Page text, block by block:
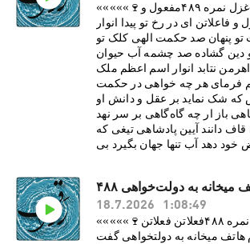
«««««🍷می‌بهـا»»»»»غزل نمره ۴۸۹مفعول و
و فاعلاتن ای در رخ تو پيدا انوار
تو پنهان صد حکمت الهی کلک تو
و دين گشاده صد چشمه آب حيوان
نتابد انوار اسم اعظم ملک
فرمای هر چه خواهی در حکمت
شک نمايد بر عقل و دانش او
باز ار چه گاه‌گاهی بر سر نهد
دانند آيين پادشاهی تيغی که
خود دهد آب تنها جهان بگيرد بی
عزت وی دولت تو ايمن از صدمه‌ی
آبی از چشمه‌ی خرابات تا خرقه‌ها
عمری‌ست پادشاها کز می
ز بنده دعوی وز محتسب گواهی
به دولت‌خواهی ۴۸۸
18.7.2026
1:08:49
«««««🍷می‌بهـا»»»»»غزل نمره ۴۸۸فعلاتن فعلاتن
ميخانه به دولتخواهی گفت